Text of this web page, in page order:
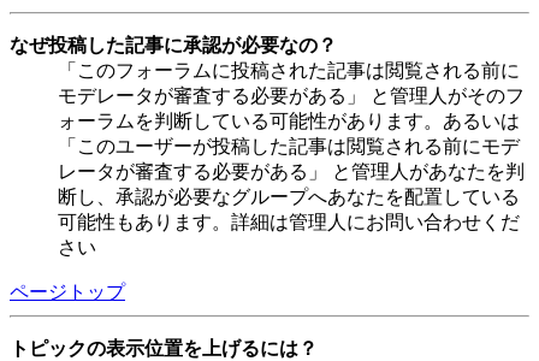
なぜ投稿した記事に承認が必要なの？
「このフォーラムに投稿された記事は閲覧される前に
モデレータが審査する必要がある」 と管理人がそのフ
ォーラムを判断している可能性があります。あるいは
「このユーザーが投稿した記事は閲覧される前にモデ
レータが審査する必要がある」 と管理人があなたを判
断し、承認が必要なグループへあなたを配置している
可能性もあります。詳細は管理人にお問い合わせくだ
さい
ページトップ
トピックの表示位置を上げるには？